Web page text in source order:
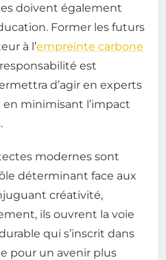
doivent également
Former les futurs
à l’empreinte carbone
est
d’agir en experts
minimisant l’impact
modernes sont
déterminant face aux
créativité,
ils ouvrent la voie
qui s’inscrit dans
pour un avenir plus